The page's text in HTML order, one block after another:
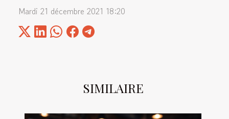
SIMILAIRE
Mardi 21 décembre 2021 18:20